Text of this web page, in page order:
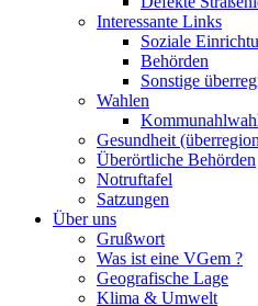
Interessante Links
Soziale
Behörden
Sonstige
Wahlen
Gesundheit
Überörtliche Behörden
Notruftafel
Satzungen
Über uns
Grußwort
Was ist eine VGem ?
Geografische Lage
Klima & Umwelt